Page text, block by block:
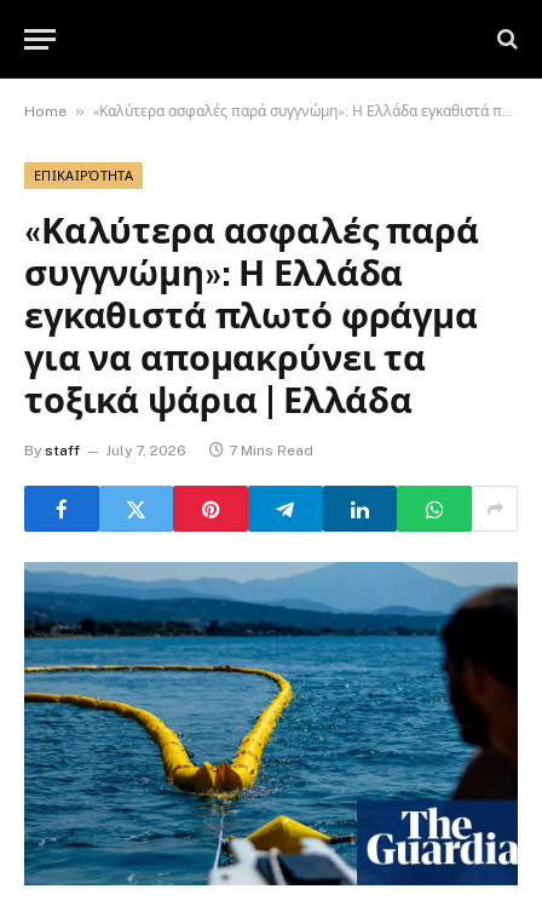
Home » «Καλύτερα ασφαλές παρά συγγνώμη»: Η Ελλάδα εγκαθιστά πλωτό φράγμα για να απομακρύνει τα τοξικά ψάρια | Ελλάδα
ΕΠΙΚΑΙΡΌΤΗΤΑ
«Καλύτερα ασφαλές παρά
συγγνώμη»: Η Ελλάδα
εγκαθιστά πλωτό φράγμα
για να απομακρύνει τα
τοξικά ψάρια | Ελλάδα
By staff July 7, 2026 7 Mins Read